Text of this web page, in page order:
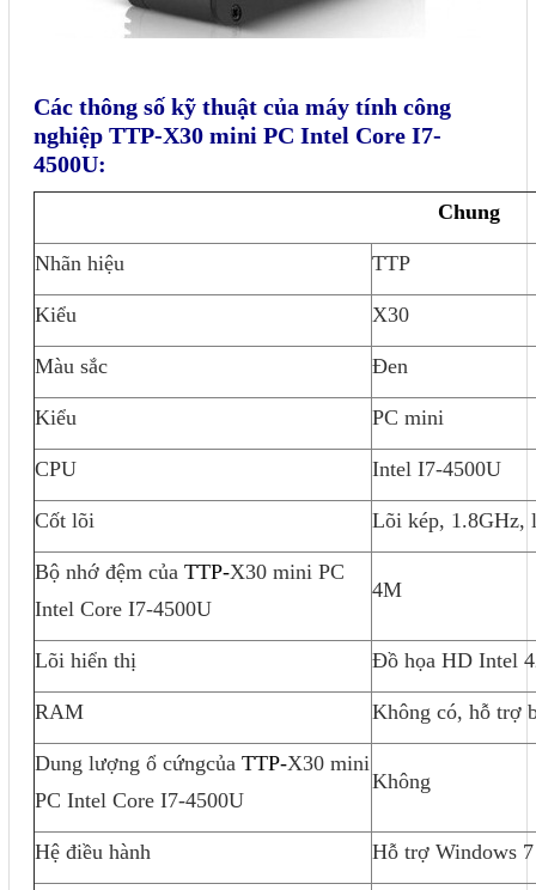
Các thông số kỹ thuật của máy tính công
nghiệp TTP-X30 mini PC Intel Core I7-
4500U:
Chung
Nhãn hiệu TTP
Kiểu X30
Màu sắc Đen
Kiểu PC mini
CPU Intel I7-4500U
Cốt lõi Lõi kép, 1.8GHz,
Bộ nhớ đệm của TTP-X30 mini PC
Intel Core I7-4500U
4M
Lõi hiển thị Đồ họa HD Intel
RAM Không có, hỗ trợ
Dung lượng ổ cứngcủa TTP-X30 mini
PC Intel Core I7-4500U
Không
Hệ điều hành Hỗ trợ Windows